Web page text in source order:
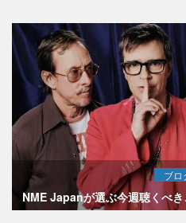
ブロ
NME Japanが選ぶ今週聴くべ